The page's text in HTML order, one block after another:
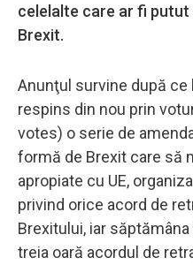
celelalte care ar fi putut
Brexit.
Anunţul survine după ce
respins din nou prin
votes) o serie de
formă de Brexit care să
apropiate cu UE,
privind orice acord de
Brexitului, iar
treia oară acordul de